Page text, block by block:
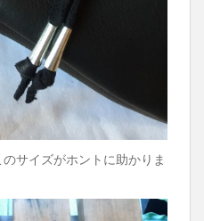
サイズがホントに助かりま